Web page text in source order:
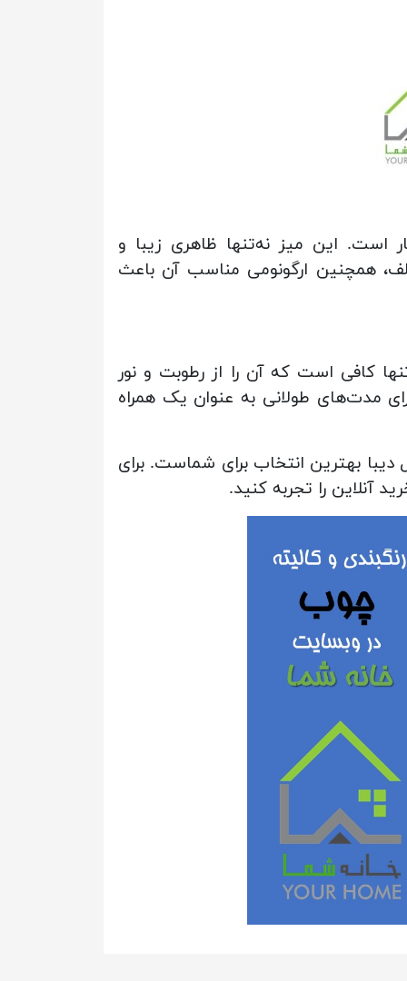
است. این میز نه‌تنها ظاهری زیبا و
همچنین ارگونومی مناسب آن باعث
کافی است که آن را از رطوبت و نور
مدت‌های طولانی به عنوان یک همراه
دیبا بهترین انتخاب برای شماست. برای
آنلاین را تجربه کنید.